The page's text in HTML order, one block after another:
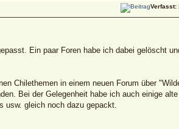
Verfasst:
Ein paar Foren habe ich dabei gelöscht
Chilethemen in einem neuen Forum über
Bei der Gelegenheit habe ich auch einige
usw. gleich noch dazu gepackt.